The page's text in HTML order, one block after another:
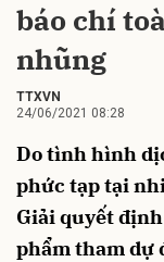
báo chí
nhũng
TTXVN
24/06/2021 08:28
Do tình hình
phức tạp tại
Giải quyết
phẩm tham dự